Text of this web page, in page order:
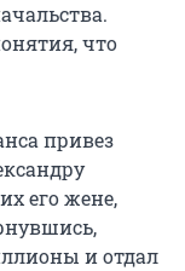
что
привез
его жене,
и отдал